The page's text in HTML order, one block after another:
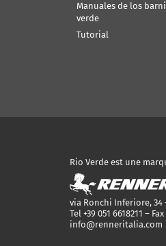
Manuales de los
verde
Tutorial
Rio Verde est une
via Ronchi Inferiore, 34
Tel +39 051 6618211 –
info@renneritalia.com